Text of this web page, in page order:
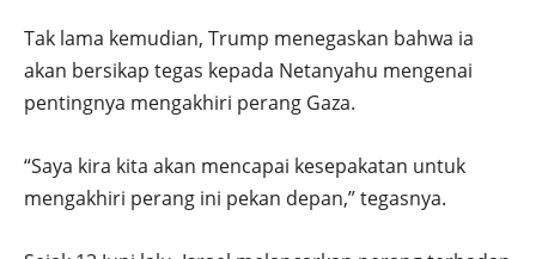
Tak lama kemudian, Trump menegaskan bahwa ia
akan bersikap tegas kepada Netanyahu mengenai
pentingnya mengakhiri perang Gaza.
“Saya kira kita akan mencapai kesepakatan untuk
mengakhiri perang ini pekan depan,” tegasnya.